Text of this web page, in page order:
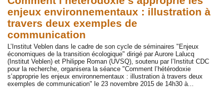
enjeux environnementaux : illustration à
travers deux exemples de
communication
L’Institut Veblen dans le cadre de son cycle de séminaires "Enjeux
économiques de la transition écologique" dirigé par Aurore Lalucq
(Institut Veblen) et Philippe Roman (UVSQ), soutenu par l’Institut CDC
pour la recherche, organisera la séance "Comment l’hétérodoxie
s’approprie les enjeux environnementaux : illustration à travers deux
exemples de communication" le 23 novembre 2015 de 14h30 à...